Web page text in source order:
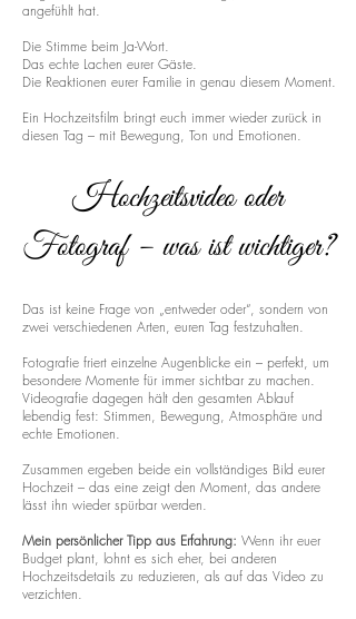
angefühlt hat.
Die Stimme beim Ja-Wort.
Das echte Lachen eurer Gäste.
Die Reaktionen eurer Familie in genau diesem Moment.
Ein Hochzeitsfilm bringt euch immer wieder zurück in
diesen Tag – mit Bewegung, Ton und Emotionen.
Hochzeitsvideo oder
Fotograf – was ist wichtiger?
Das ist keine Frage von „entweder oder“, sondern von
zwei verschiedenen Arten, euren Tag festzuhalten.
Fotografie friert einzelne Augenblicke ein – perfekt, um
besondere Momente für immer sichtbar zu machen.
Videografie dagegen hält den gesamten Ablauf
lebendig fest: Stimmen, Bewegung, Atmosphäre und
echte Emotionen.
Zusammen ergeben beide ein vollständiges Bild eurer
Hochzeit – das eine zeigt den Moment, das andere
lässt ihn wieder spürbar werden.
Mein persönlicher Tipp aus Erfahrung: Wenn ihr euer
Budget plant, lohnt es sich eher, bei anderen
Hochzeitsdetails zu reduzieren, als auf das Video zu
verzichten.